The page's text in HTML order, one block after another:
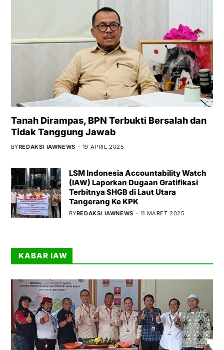
Tanah Dirampas, BPN Terbukti Bersalah dan
Tidak Tanggung Jawab
BYREDAKSI IAWNEWS 19 APRIL 2025
LSM Indonesia Accountability Watch
(IAW) Laporkan Dugaan Gratifikasi
Terbitnya SHGB di Laut Utara
Tangerang Ke KPK
BYREDAKSI IAWNEWS 11 MARET 2025
KABAR IAW